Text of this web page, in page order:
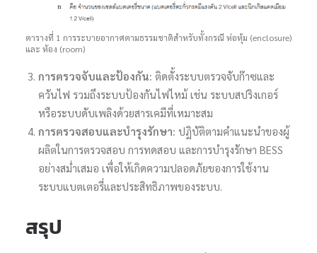
ตารางที่ 1 การระบายอากาศตามธรรมชาติสำหรับทั้งกรณี ห่อหุ้ม (enclosure)
และ ห้อง (room)
การตรวจจับและป้องกัน: ติดตั้งระบบตรวจจับก๊าซและ
ควันไฟ รวมถึงระบบป้องกันไฟไหม้ เช่น ระบบสปริงเกอร์
หรือระบบดับเพลิงด้วยสารเคมีที่เหมาะสม
การตรวจสอบและบำรุงรักษา: ปฏิบัติตามคำแนะนำของผู้
ผลิตในการตรวจสอบ การทดสอบ และการบำรุงรักษา BESS
อย่างสม่ำเสมอ เพื่อให้เกิดความปลอดภัยของการใช้งาน
ระบบแบตเตอรี่และประสิทธิภาพของระบบ.
สรุป